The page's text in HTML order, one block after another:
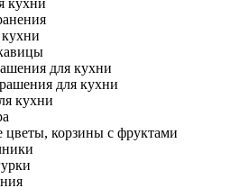
кухни
для кухни
для кухни
кухни
цветы, корзины с фруктами